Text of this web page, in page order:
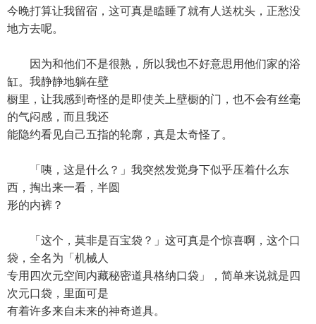
今晚打算让我留宿，这可真是瞌睡了就有人送枕头，正愁没
地方去呢。
因为和他们不是很熟，所以我也不好意思用他们家的浴
缸。我静静地躺在壁
橱里，让我感到奇怪的是即使关上壁橱的门，也不会有丝毫
的气闷感，而且我还
能隐约看见自己五指的轮廓，真是太奇怪了。
「咦，这是什么？」我突然发觉身下似乎压着什么东
西，掏出来一看，半圆
形的内裤？
「这个，莫非是百宝袋？」这可真是个惊喜啊，这个口
袋，全名为「机械人
专用四次元空间内藏秘密道具格纳口袋」，简单来说就是四
次元口袋，里面可是
有着许多来自未来的神奇道具。